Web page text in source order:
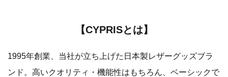
【CYPRISとは】
1995年創業、当社が立ち上げた日本製レザーグッズブラ
ンド。高いクオリティ・機能性はもちろん、ベーシックで